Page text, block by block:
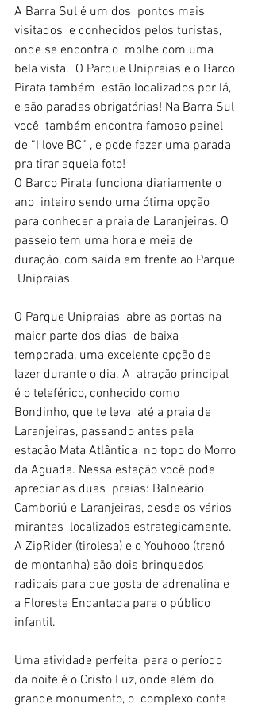
A Barra Sul é um dos  pontos mais
visitados  e conhecidos pelos turistas,
onde se encontra o  molhe com uma
bela vista.  O Parque Unipraias e o Barco
Pirata também  estão localizados por lá,
e são paradas obrigatórias! Na Barra Sul
você  também encontra famoso painel
de “I love BC” , e pode fazer uma parada
pra tirar aquela foto!
O Barco Pirata funciona diariamente o
ano  inteiro sendo uma ótima opção
para conhecer a praia de Laranjeiras. O
passeio tem uma hora e meia de
duração, com saída em frente ao Parque
Unipraias.
O Parque Unipraias  abre as portas na
maior parte dos dias  de baixa
temporada, uma excelente opção de
lazer durante o dia. A  atração principal
é o teleférico, conhecido como
Bondinho, que te leva  até a praia de
Laranjeiras, passando antes pela
estação Mata Atlântica  no topo do Morro
da Aguada. Nessa estação você pode
apreciar as duas  praias: Balneário
Camboriú e Laranjeiras, desde os vários
mirantes  localizados estrategicamente.
A ZipRider (tirolesa) e o Youhooo (trenó
de montanha) são dois brinquedos
radicais para que gosta de adrenalina e
a Floresta Encantada para o público
infantil.
Uma atividade perfeita  para o período
da noite é o Cristo Luz, onde além do
grande monumento, o  complexo conta